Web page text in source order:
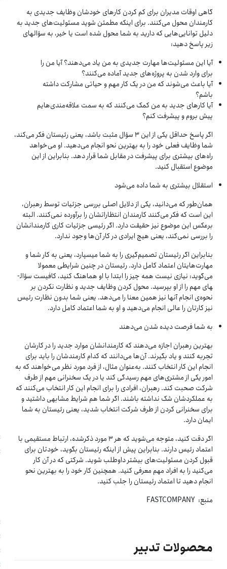
گاهی اوقات مدیران برای کم کردن کارهای خودشان وظایف جدیدی به
کارمندان محول می‌کنند. برای اینکه مطمئن شوید مسئولیت‌های جدید به
دلیل توانایی‌هایی که دارید به شما محول شده است یا خیر، به سؤال­های
زیر پاسخ دهید:
آیا این مسئولیت‌ها مهارت جدیدی به من یاد می‌دهند؟ آیا من را
برای وارد شدن به پروژه‌های جدید آماده می‌کنند؟
آیا باعث می‌شوند که من در یک کار مهم و حیاتی مشارکت داشته
باشم؟
آیا کارهای جدید به من کمک می‌کنند که به سمت علاقه‌مندی‌هایم
پیش بروم و پیشرفت کنم؟
اگر پاسخ حداقل یکی از این ۳ سؤال مثبت باشد، یعنی رئیستان فکر می‌کند،
شما وظایف فعلی خود را به بهترین نحو انجام می‌دهید. او می‌خواهد
راه‌های بیشتری برای پیشرفت در مقابل شما قرار دهد. بنابراین از این
موضوع استقبال کنید.
استقلال بیشتری به شما داده می‌شود
همان‌طور که می‌دانید، یکی از دلایل اصلی بررسی جزئیات توسط رهبران،
این است که فکر می‌کنند کارمندان انتظاراتشان را برآورده نمی‌کنند. البته
برعکس این موضوع نیز حقیقت دارد. اگر رئیسی جزئیات کاری کارمندانشان
را بررسی نمی‌کند، یعنی هیچ ایرادی در کار آن‌ها وجود ندارد.
بنابراین اگر رئیستان تصمیم‌گیری را به شما می­سپارد، یعنی به کار شما و
مهارت‌هایتان اعتماد کامل دارد. رئیستان در چنین شرایطی معمولا
می‌گوید: نیازی نیست همه چیز را ابتدا با او هماهنگ کنید، کافیست سؤال­
های مهم را از او بپرسید. محول کردن وظایف جدید و نظارت نکردن بر
نحوه‌ی انجام آنها نیز همین معنا را می‌دهد. یعنی شما بدون نظارت رئیس
نیز کارتان را عالی انجام می‌دهید و او به شما اعتماد کامل دارد.
به شما فرصت دیده شدن می‌دهند
بهترین رهبران اجازه می‌دهند که کارمندانشان موارد جدید را در کارشان
تجربه کنند و یاد بگیرند. آن‌ها می‌دانند که کدام کارمندشان را باید برای
انجام این کار انتخاب کنند. به‌عنوان مثال، از فرد مورد نظر می‌خواهند که به
امور یکی از مشتری‌های مهم رسیدگی کند یا در یک سخنرانی مهم از طرف
شرکت صحبت کند. رهبران، افرادی را برای انجام این کار انتخاب می‌کنند که
به عملکردشان شک نداشته باشند. اگر شما هم شرایط مشابهی داشتید و
برای سخنرانی کردن از طرف شرکت انتخاب شدید، یعنی رئیستان به شما
ایمان دارد.
اگر دقت کنید، متوجه می‌شوید که هر ۳ مورد ذکرشده، ارتباط مستقیمی با
اعتماد رئیس دارند. بنابراین پیش از اینکه رئیستان بگوید، خودتان برای
قبول کردن مسئولیت‌های بیشتر داوطلب شوید. شرکتی که در آن کار
می‌کنید را به افراد مهم معرفی کنید. همچنین کار خود را به بهترین نحو
انجام دهید تا اعتماد رئیستان را جلب کنید.
منبع: FASTCOMPANY
محصولات تدبیر